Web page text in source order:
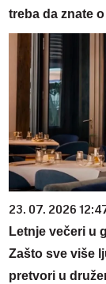
treba da znate
23. 07. 2026
Letnje večeri u
Zašto sve više
pretvori u